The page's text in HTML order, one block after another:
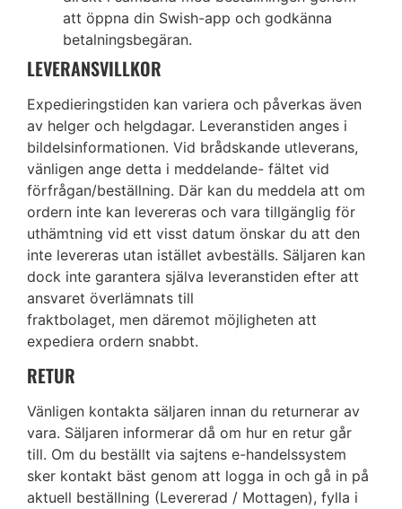
att öppna din Swish-app och godkänna
betalningsbegäran.
LEVERANSVILLKOR
Expedieringstiden kan variera och påverkas även
av helger och helgdagar. Leveranstiden anges i
bildelsinformationen. Vid brådskande utleverans,
vänligen ange detta i meddelande- fältet vid
förfrågan/beställning. Där kan du meddela att om
ordern inte kan levereras och vara tillgänglig för
uthämtning vid ett visst datum önskar du att den
inte levereras utan istället avbeställs. Säljaren kan
dock inte garantera själva leveranstiden efter att
ansvaret överlämnats till
fraktbolaget, men däremot möjligheten att
expediera ordern snabbt.
RETUR
Vänligen kontakta säljaren innan du returnerar av
vara. Säljaren informerar då om hur en retur går
till. Om du beställt via sajtens e-handelssystem
sker kontakt bäst genom att logga in och gå in på
aktuell beställning (Levererad / Mottagen), fylla i